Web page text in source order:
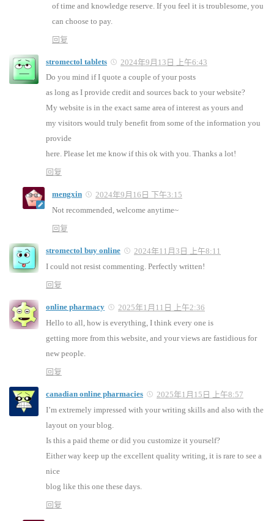
of time and knowledge reserve. If you feel it is troublesome, you
can choose to pay.
回复
stromectol tablets
2024年9月13日 上午6:43
Do you mind if I quote a couple of your posts
as long as I provide credit and sources back to your website?
My website is in the exact same area of interest as yours and
my visitors would truly benefit from some of the information you
provide
here. Please let me know if this ok with you. Thanks a lot!
回复
mengxin
2024年9月16日 下午3:15
Not recommended, welcome anytime~
回复
stromectol buy online
2024年11月3日 上午8:11
I could not resist commenting. Perfectly written!
回复
online pharmacy
2025年1月11日 上午2:36
Hello to all, how is everything, I think every one is
getting more from this website, and your views are fastidious for
new people.
回复
canadian online pharmacies
2025年1月15日 上午8:57
I’m extremely impressed with your writing skills and also with the
layout on your blog.
Is this a paid theme or did you customize it yourself?
Either way keep up the excellent quality writing, it is rare to see a
nice
blog like this one these days.
回复